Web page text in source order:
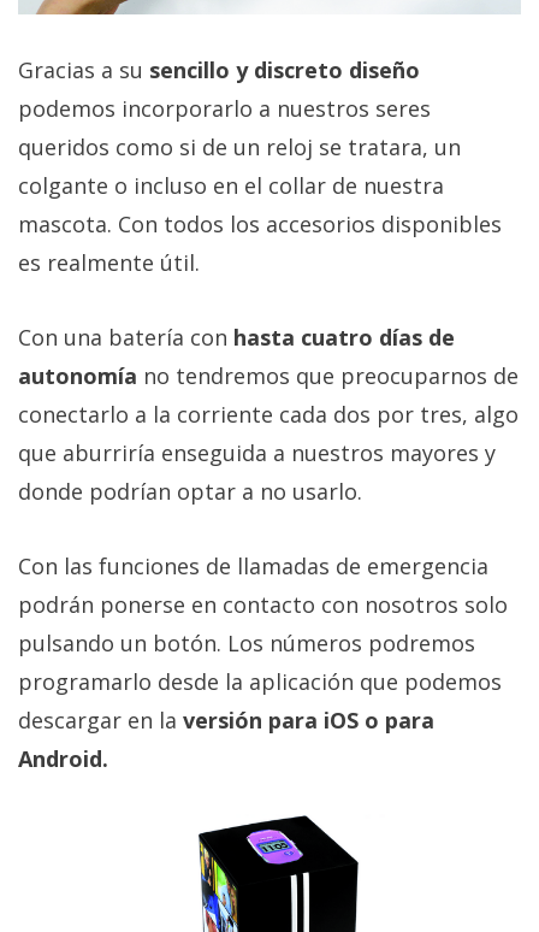
Gracias a su sencillo y discreto diseño
podemos incorporarlo a nuestros seres
queridos como si de un reloj se tratara, un
colgante o incluso en el collar de nuestra
mascota. Con todos los accesorios disponibles
es realmente útil.
Con una batería con hasta cuatro días de
autonomía no tendremos que preocuparnos de
conectarlo a la corriente cada dos por tres, algo
que aburriría enseguida a nuestros mayores y
donde podrían optar a no usarlo.
Con las funciones de llamadas de emergencia
podrán ponerse en contacto con nosotros solo
pulsando un botón. Los números podremos
programarlo desde la aplicación que podemos
descargar en la versión para iOS o para
Android.